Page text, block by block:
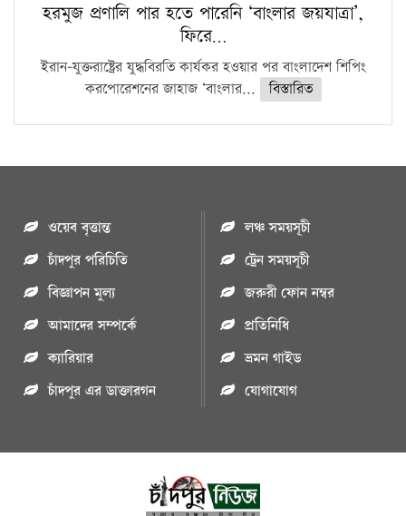
হরমুজ প্রণালি পার হতে পারেনি ‘বাংলার জয়যাত্রা’,
ফিরে…
ইরান-যুক্তরাষ্ট্রের যুদ্ধবিরতি কার্যকর হওয়ার পর বাংলাদেশ শিপিং
করপোরেশনের জাহাজ ‘বাংলার...
বিস্তারিত
ওয়েব বৃত্তান্ত
চাঁদপুর পরিচিতি
বিজ্ঞাপন মুল্য
আমাদের সম্পর্কে
ক্যারিয়ার
চাঁদপুর এর ডাক্তারগন
লঞ্চ সময়সূচী
ট্রেন সময়সূচী
জরুরী ফোন নম্বর
প্রতিনিধি
ভ্রমন গাইড
যোগাযোগ